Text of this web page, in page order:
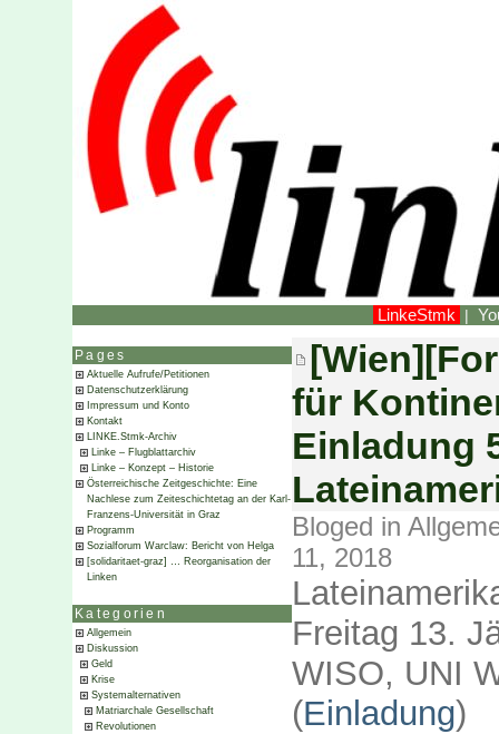
LinkeStmk |
Pages
Aktuelle Aufrufe/Petitionen
Datenschutzerklärung
Impressum und Konto
Kontakt
LINKE.Stmk-Archiv
Linke – Flugblattarchiv
Linke – Konzept – Historie
Österreichische Zeitgeschichte: Eine
Nachlese zum Zeiteschichtetag an der Karl-
Franzens-Universität in Graz
Programm
Sozialforum Warclaw: Bericht von Helga
[solidaritaet-graz] … Reorganisation der
Linken
Kategorien
Allgemein
Diskussion
Geld
Krise
Systemalternativen
Matriarchale Gesellschaft
Revolutionen
für
Einladung
Bloged in
11, 2018
Freitag 13.
WISO, UNI
(Einladung)